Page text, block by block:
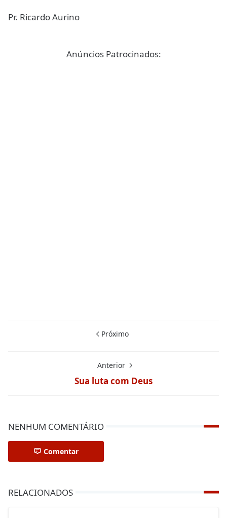
Pr. Ricardo Aurino
Anúncios Patrocinados:
Próximo
Anterior
Sua luta com Deus
NENHUM COMENTÁRIO
Comentar
RELACIONADOS